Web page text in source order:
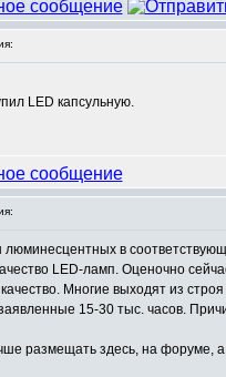
LED капсульную.
в
LED-ламп. Оценочно
Многие выходят из
15-30 тыс. часов.
размещать здесь, на форуме,